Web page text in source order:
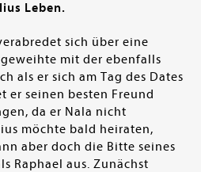
Leben.
sich über eine
mit der ebenfalls
als er sich am Tag des Dates
seinen besten Freund
da er Nala nicht
möchte bald heiraten,
aber doch die Bitte seines
Raphael aus. Zunächst